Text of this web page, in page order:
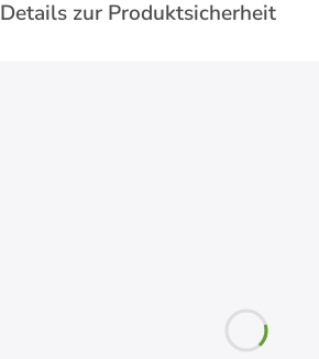
Details zur Produktsicherheit